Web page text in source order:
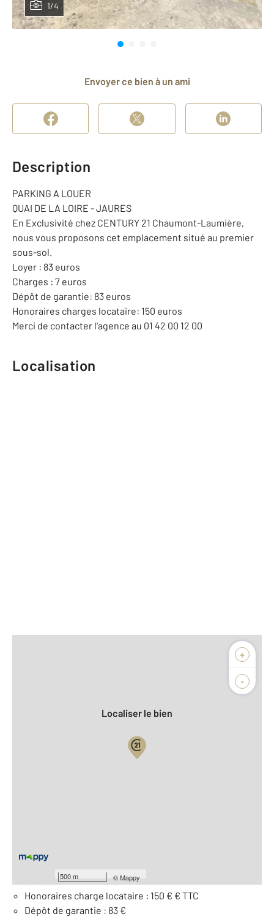
1/4
Envoyer ce bien à un ami
Description
PARKING A LOUER
QUAI DE LA LOIRE - JAURES
En Exclusivité chez CENTURY 21 Chaumont-Laumière,
nous vous proposons cet emplacement situé au premier
sous-sol.
Loyer : 83 euros
Charges : 7 euros
Dépôt de garantie: 83 euros
Honoraires charges locataire: 150 euros
Merci de contacter l'agence au 01 42 00 12 00
Localisation
+
-
500 m ©Mappy
Localiser le bien
Loyer de base : 83 € par mois
annuelle
Honoraires charge locataire : 150 € € TTC
Dépôt de garantie : 83 €